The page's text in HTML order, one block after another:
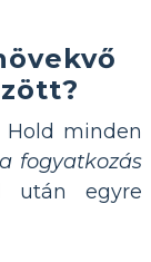
minden
a fogyatkozás
után egyre